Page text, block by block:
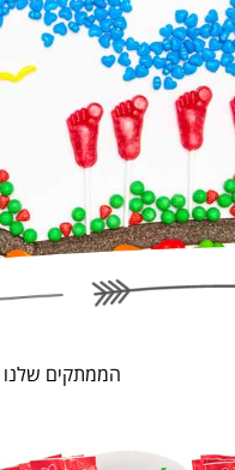
הממתקים שלנו